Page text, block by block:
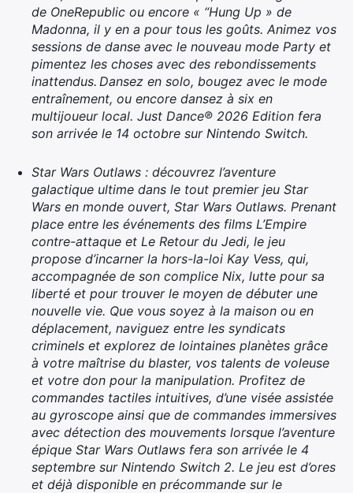
de OneRepublic ou encore « “Hung Up » de
Madonna, il y en a pour tous les goûts. Animez vos
sessions de danse avec le nouveau mode Party et
pimentez les choses avec des rebondissements
inattendus. Dansez en solo, bougez avec le mode
entraînement, ou encore dansez à six en
multijoueur local. Just Dance® 2026 Edition fera
son arrivée le 14 octobre sur Nintendo Switch.
Star Wars Outlaws : découvrez l’aventure
galactique ultime dans le tout premier jeu Star
Wars en monde ouvert, Star Wars Outlaws. Prenant
place entre les événements des films L’Empire
contre-attaque et Le Retour du Jedi, le jeu
propose d’incarner la hors-la-loi Kay Vess, qui,
accompagnée de son complice Nix, lutte pour sa
liberté et pour trouver le moyen de débuter une
nouvelle vie. Que vous soyez à la maison ou en
déplacement, naviguez entre les syndicats
criminels et explorez de lointaines planètes grâce
à votre maîtrise du blaster, vos talents de voleuse
et votre don pour la manipulation. Profitez de
commandes tactiles intuitives, d’une visée assistée
au gyroscope ainsi que de commandes immersives
avec détection des mouvements lorsque l’aventure
épique Star Wars Outlaws fera son arrivée le 4
septembre sur Nintendo Switch 2. Le jeu est d’ores
et déjà disponible en précommande sur le
Rechercher
: